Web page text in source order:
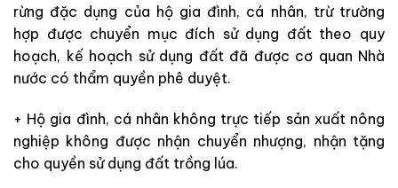
rừng đặc dụng của hộ gia đình, cá nhân, trừ trường
hợp được chuyển mục đích sử dụng đất theo quy
hoạch, kế hoạch sử dụng đất đã được cơ quan Nhà
nước có thẩm quyền phê duyệt.
+ Hộ gia đình, cá nhân không trực tiếp sản xuất nông
nghiệp không được nhận chuyển nhượng, nhận tặng
cho quyền sử dụng đất trồng lúa.